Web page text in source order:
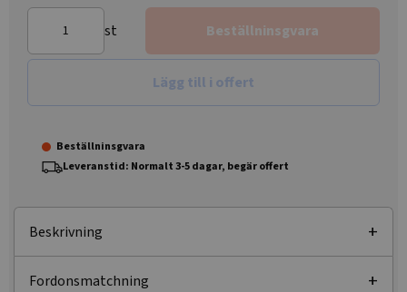
st Beställninsgvara
Lägg till i offert
Beställninsgvara
Leveranstid: Normalt 3-5 dagar, begär offert
Beskrivning
Fordonsmatchning